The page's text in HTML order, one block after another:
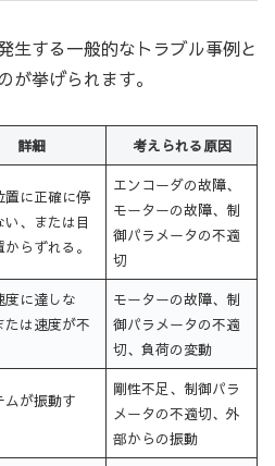
生する一般的なトラブル事例と
が挙げられます。
詳細 考えられる原因
置に正確に停
い、または目
らずれる。
エンコーダの故障、
モーターの故障、制
御パラメータの不適
切
度に達しな
たは速度が不
モーターの故障、制
御パラメータの不適
切、負荷の変動
ムが振動す
剛性不足、制御パラ
メータの不適切、外
部からの振動